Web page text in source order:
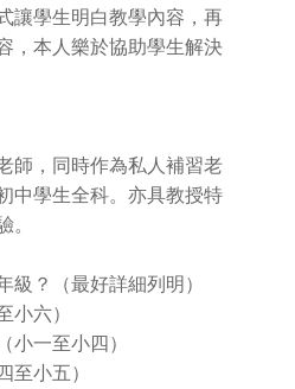
讓學生明白教學內容，再
，本人樂於協助學生解決
師，同時作為私人補習老
中學生全科。亦具教授特
級？（最好詳細列明）
小六）
小一至小四）
至小五）